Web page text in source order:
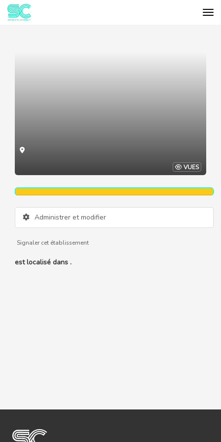
VUES
Administrer et modifier
Signaler cet établissement
est localisé dans .